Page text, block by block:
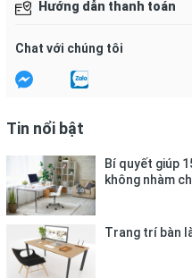
Hướng dẫn thanh toán
Chat với chúng tôi
Tin nổi bật
Bí quyết giúp
không nhàm
Trang trí bàn